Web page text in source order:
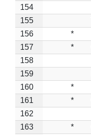
154
155
156
*
157
*
158
159
160
*
161
*
162
163
*